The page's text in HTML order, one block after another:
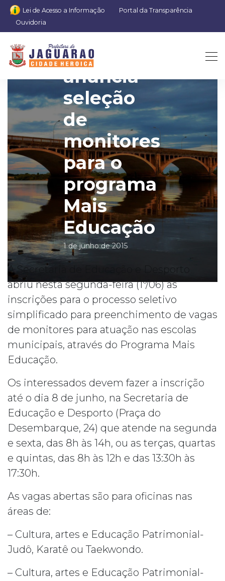
Lei de Acesso a Informação
Portal da Transparência
Ouvidoria
SMED
anuncia
seleção
de
monitores
para o
programa
Mais
Educação
1 de junho de 2015
A Secretaria de Educação e Desporto
abriu nesta segunda-feira (1º/06) as
inscrições para o processo seletivo
simplificado para preenchimento de vagas
de monitores para atuação nas escolas
municipais, através do Programa Mais
Educação.
Os interessados devem fazer a inscrição
até o dia 8 de junho, na Secretaria de
Educação e Desporto (Praça do
Desembarque, 24) que atende na segunda
e sexta, das 8h às 14h, ou as terças, quartas
e quintas, das 8h às 12h e das 13:30h às
17:30h.
As vagas abertas são para oficinas nas
áreas de:
– Cultura, artes e Educação Patrimonial-
Judô, Karatê ou Taekwondo.
– Cultura, artes e Educação Patrimonial-